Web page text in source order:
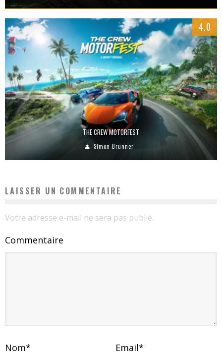
4.0
THE CREW MOTORFEST
Simon Brunner
LAISSER UN COMMENTAIRE
Votre adresse e-mail ne sera pas publié.
Commentaire
Nom* Email*